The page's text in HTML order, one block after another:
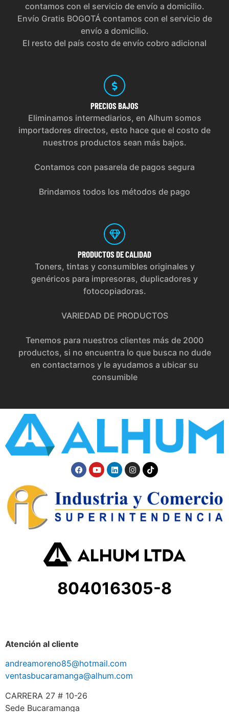
contamos con el servicio de envío a domicilio.
Envío Gratis BOGOTÁ contamos con el servicio de
envío a domicilio.
El resto del país costo de envío cobro adicional
PRECIOS BAJOS
Eliminamos intermediarios, en Alhum somos
importadores directos, esto hace que el costo de
nuestros productos sean más bajos.
Contamos con pasarela de pagos segura
Brindamos todos los métodos de pago
PRODUCTOS DE CALIDAD
Toners, tintas y consumibles originales y
genéricos para impresoras, duplicadores y
fotocopiadoras.
VARIEDAD DE PRODUCTOS
Tenemos para nuestros clientes más de 2000
productos, si no encuentra lo que busca no dude
en contactarnos y le ayudamos a ubicar su
consumible
804016305-8
Atención al cliente
andreamoreno85@hotmail.com
ventasbucaramanga@alhum.com
CARRERA 27 # 10-26
Sede Bucaramanga